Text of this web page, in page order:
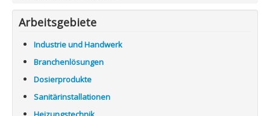
Arbeitsgebiete
Industrie und Handwerk
Branchenlösungen
Dosierprodukte
Sanitärinstallationen